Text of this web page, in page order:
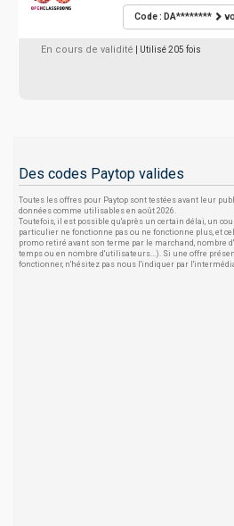
Code : DA********
En cours de validité | Utilisé 205 fois
Des codes Paytop valides
Toutes les offres pour Paytop sont testées avant leur
données comme utilisables en août 2026.
Toutefois, il est possible qu'après un certain délai, un
particulier ne fonctionne pas ou ne fonctionne plus, et
promo retiré avant son terme par le marchand, nombre
temps ou en nombre d'utilisateurs...). Si une offre
fonctionner, n'hésitez pas nous l'indiquer par